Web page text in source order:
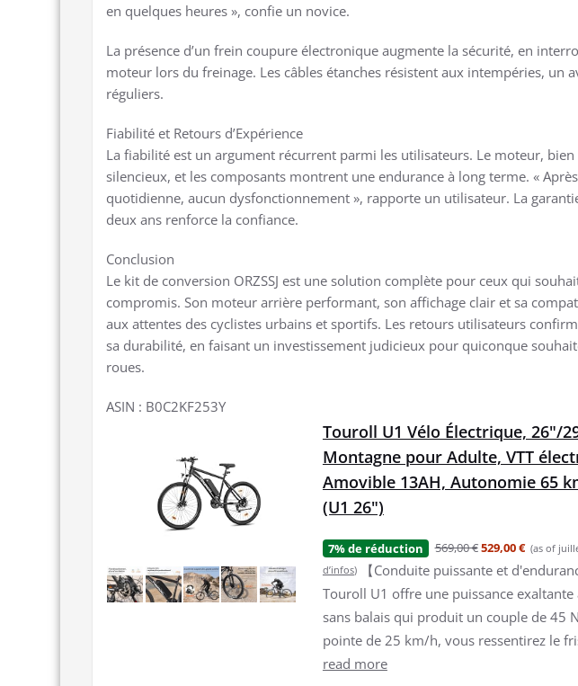
en quelques heures », confie un novice.
La présence d’un frein coupure électronique augmente la sécurité, en
moteur lors du freinage. Les câbles étanches résistent aux intempéries, un
réguliers.
Fiabilité et Retours d’Expérience
La fiabilité est un argument récurrent parmi les utilisateurs. Le moteur,
silencieux, et les composants montrent une endurance à long terme. «
quotidienne, aucun dysfonctionnement », rapporte un utilisateur. La
deux ans renforce la confiance.
Conclusion
Le kit de conversion ORZSSJ est une solution complète pour ceux qui
compromis. Son moteur arrière performant, son affichage clair et sa
aux attentes des cyclistes urbains et sportifs. Les retours utilisateurs
sa durabilité, en faisant un investissement judicieux pour quiconque
roues.
ASIN : B0C2KF253Y
Touroll U1 Vélo Électrique, 26"/
Montagne pour Adulte, VTT
Amovible 13AH, Autonomie 65
(U1 26")
7% de réduction 569,00 €529,00 € (as of
d’infos)
【Conduite puissante et
Touroll U1 offre une puissance
sans balais qui produit un couple de 45
pointe de 25 km/h, vous ressentirez le
read more